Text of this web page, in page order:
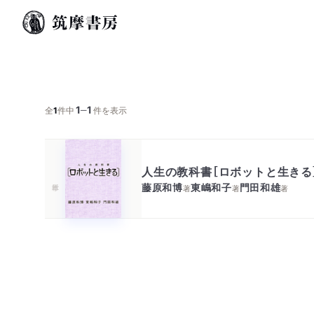
全1件中1─1件を表示
人生の教科書［ロボットと生きる
藤原和博著東嶋和子著門田和雄著